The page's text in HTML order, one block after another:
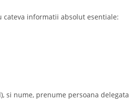
cateva informatii absolut esentiale:
si nume, prenume persoana delegata